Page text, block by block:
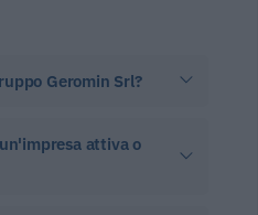
Geromin Srl?
attiva o